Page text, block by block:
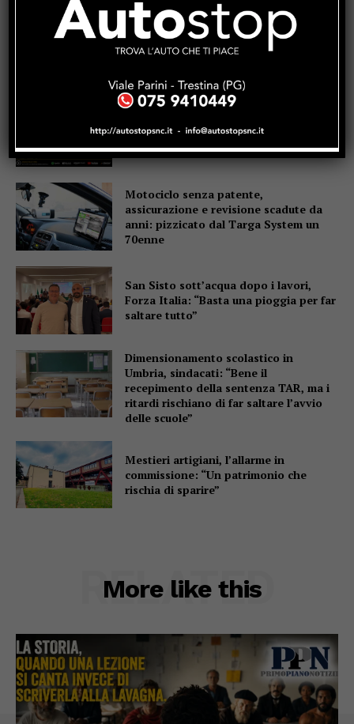
La Storia, quando una lezione si canta
invece di scriverla alla lavagna
Motociclo senza patente,
assicurazione e revisione scadute da
anni: pizzicato dal Targa System un
70enne
San Sisto sott’acqua dopo i lavori,
Forza Italia: “Basta una pioggia per far
saltare tutto”
Dimensionamento scolastico in
Umbria, sindacati: “Bene il
recepimento della sentenza TAR, ma i
ritardi rischiano di far saltare l’avvio
delle scuole”
Mestieri artigiani, l’allarme in
commissione: “Un patrimonio che
rischia di sparire”
More like this
RELATED